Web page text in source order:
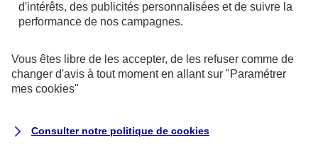
AXA Assistance France Assurances,
S.A au capital de 51 429 430,40 €,
Siège social :
8-10, rue Paul Vaillant Couturier
d'intérêts, des publicités personnalisées et de suivre la
performance de nos campagnes.
Vous êtes libre de les accepter, de les refuser comme de
changer d'avis à tout moment en allant sur "Paramétrer
mes cookies"
Consulter notre politique de cookies